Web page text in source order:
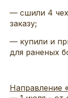
— сшили 4
заказу;
— купили и
для раненых
Направление